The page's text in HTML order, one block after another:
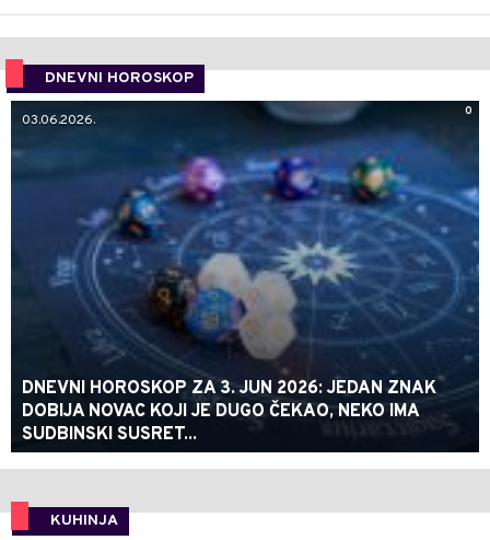
DNEVNI HOROSKOP
0
03.06.2026.
DNEVNI HOROSKOP ZA 3. JUN 2026: JEDAN ZNAK
DOBIJA NOVAC KOJI JE DUGO ČEKAO, NEKO IMA
SUDBINSKI SUSRET...
KUHINJA